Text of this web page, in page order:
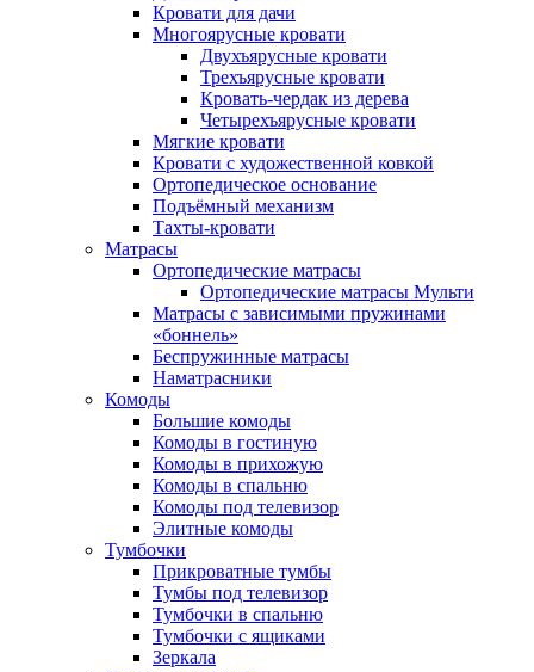
Кровати для дачи
Многоярусные кровати
Двухъярусные кровати
Трехъярусные кровати
Кровать-чердак из дерева
Четырехъярусные кровати
Мягкие кровати
Кровати с художественной ковкой
Ортопедическое основание
Подъёмный механизм
Тахты-кровати
Матрасы
Ортопедические матрасы
Ортопедические матрасы Мульти
Матрасы с зависимыми пружинами
«боннель»
Беспружинные матрасы
Наматрасники
Комоды
Большие комоды
Комоды в гостиную
Комоды в прихожую
Комоды в спальню
Комоды под телевизор
Элитные комоды
Тумбочки
Прикроватные тумбы
Тумбы под телевизор
Тумбочки в спальню
Тумбочки с ящиками
Зеркала